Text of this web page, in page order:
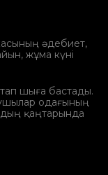
әдебиет,
жұма күні
шыға бастады.
одағының
қаңтарында